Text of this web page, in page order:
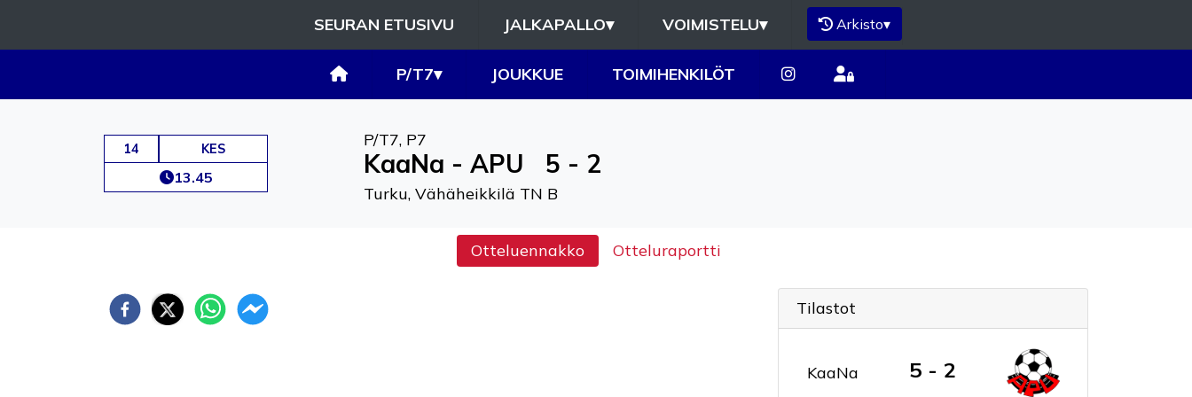
SEURAN ETUSIVU JALKAPALLO▾ VOIMISTELU▾ Arkisto▾
P/T7▾ JOUKKUE TOIMIHENKILÖT
14 KES
13.45
P/T7, P7
KaaNa - APU 5 - 2
Turku, Vähäheikkilä TN B
Otteluennakko Otteluraportti
Tilastot
KaaNa 5 - 2